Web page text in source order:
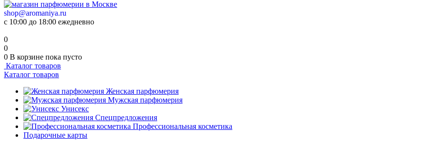
shop@aromaniya.ru
с 10:00 до 18:00 ежедневно
0
0
0 В корзине пока пусто
Каталог товаров
Каталог товаров
Женская парфюмерия
Мужская парфюмерия
Унисекс
Спецпредложения
Профессиональная косметика
Подарочные карты